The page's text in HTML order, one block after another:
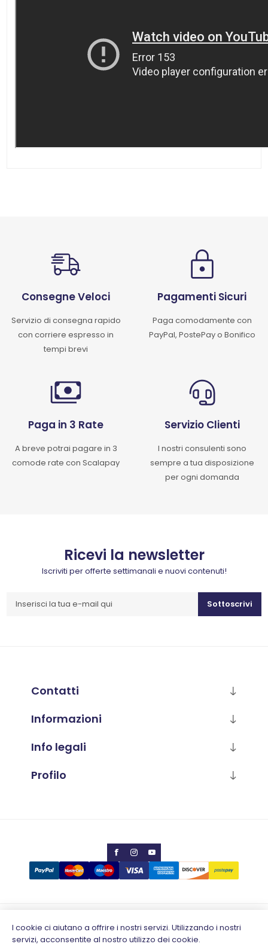
Consegne Veloci
Servizio di consegna rapido
con corriere espresso in
tempi brevi
Pagamenti Sicuri
Paga comodamente con
PayPal, PostePay o Bonifico
Paga in 3 Rate
A breve potrai pagare in 3
comode rate con Scalapay
Servizio Clienti
I nostri consulenti sono
sempre a tua disposizione
per ogni domanda
Ricevi la newsletter
Iscriviti per offerte settimanali e nuovi contenuti!
Sottoscrivi
Contatti
Informazioni
Info legali
Profilo
Copyright © 2026 Calabria Luana
Partita IVA 02796930648
I cookie ci aiutano a offrire i nostri servizi. Utilizzando i nostri
servizi, acconsentite al nostro utilizzo dei cookie.